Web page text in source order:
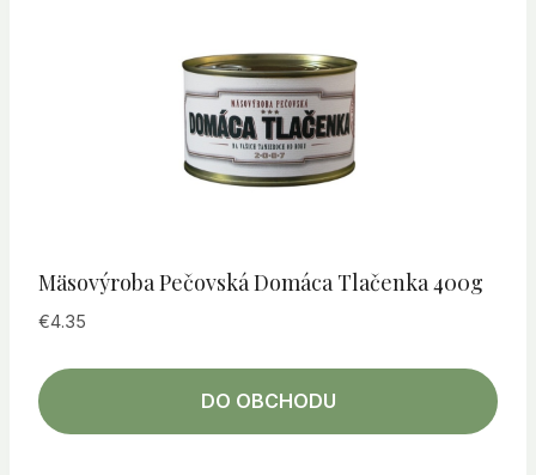
Mäsovýroba Pečovská Domáca Tlačenka 400g
€4.35
DO OBCHODU